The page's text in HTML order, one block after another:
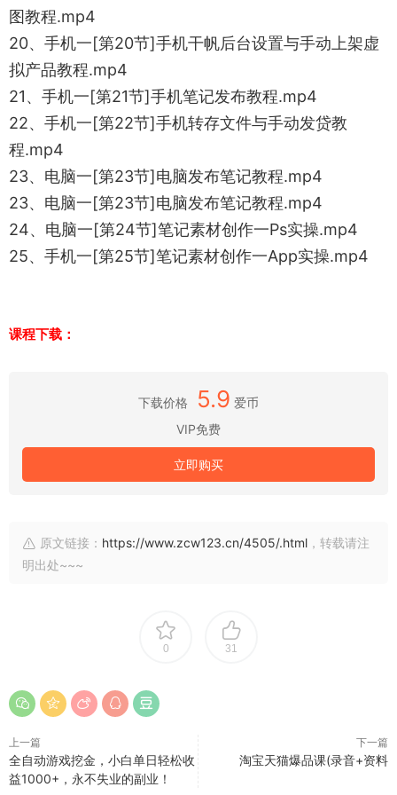
图教程.mp4
20、手机一[第20节]手机干帆后台设置与手动上架虚
拟产品教程.mp4
21、手机一[第21节]手机笔记发布教程.mp4
22、手机一[第22节]手机转存文件与手动发贷教
程.mp4
23、电脑一[第23节]电脑发布笔记教程.mp4
23、电脑一[第23节]电脑发布笔记教程.mp4
24、电脑一[第24节]笔记素材创作一Ps实操.mp4
25、手机一[第25节]笔记素材创作一App实操.mp4
课程下载：
下载价格 5.9 爱币
VIP免费
立即购买
原文链接： https://www.zcw123.cn/4505/.html ，转载请注
明出处~~~
0 31
上一篇
全自动游戏挖金，小白单日轻松收
益1000+，永不失业的副业！
下一篇
淘宝天猫爆品课(录音+资料